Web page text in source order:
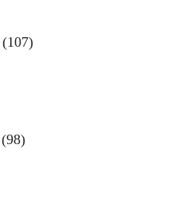
(107)
(98)